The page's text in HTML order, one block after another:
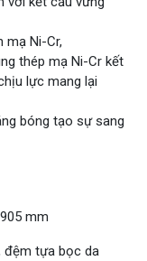
mạ Ni-Cr,
thép mạ Ni-Cr kết
lực mang lại
bóng tạo sự sang
mm
đệm tựa bọc da